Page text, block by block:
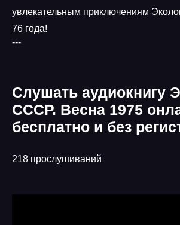
увлекательным приключениям
76 года!
---
Слушать аудиокнигу
СССР. Весна 1975
бесплатно и без
218 прослушиваний